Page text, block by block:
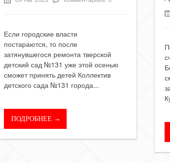
Если городские власти
постараются, то после
затянувшегося ремонта тверской
детский сад №131 уже этой осенью
сможет принять детей Коллектив
детского сада №131 города...
ПОДРОБНЕЕ →